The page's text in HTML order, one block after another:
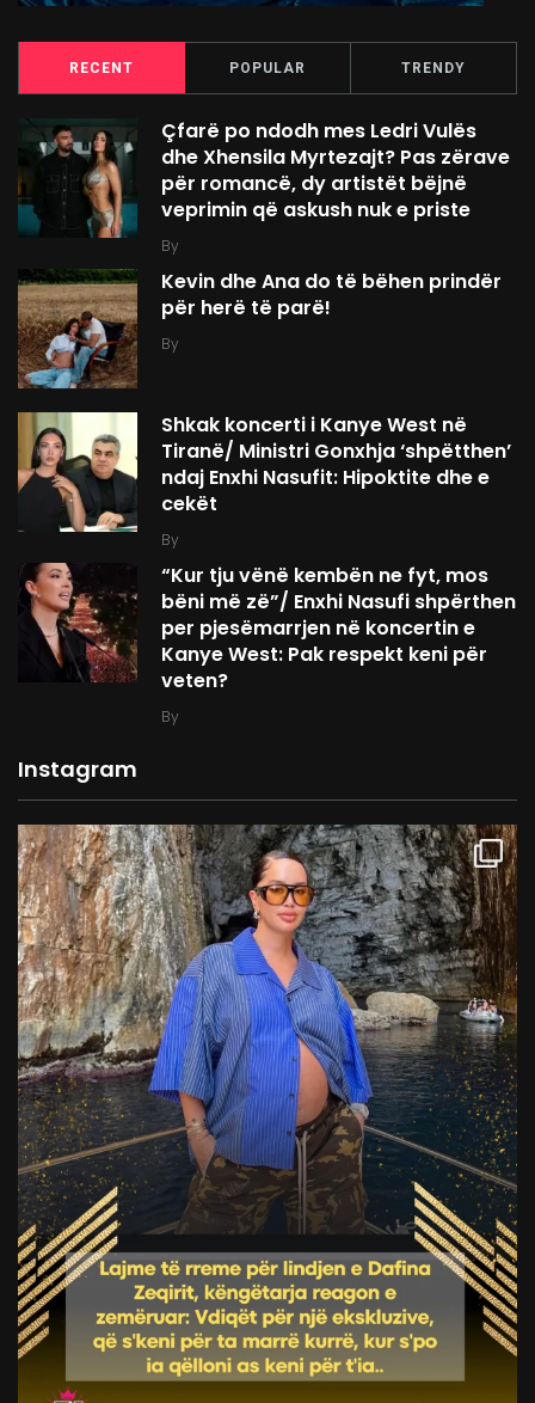
RECENT POPULAR TRENDY
Çfarë po ndodh mes Ledri Vulës
dhe Xhensila Myrtezajt? Pas zërave
për romancë, dy artistët bëjnë
veprimin që askush nuk e priste
By
Kevin dhe Ana do të bëhen prindër
për herë të parë!
By
Shkak koncerti i Kanye West në
Tiranë/ Ministri Gonxhja ‘shpëtthen’
ndaj Enxhi Nasufit: Hipoktite dhe e
cekët
By
“Kur tju vënë kembën ne fyt, mos
bëni më zë”/ Enxhi Nasufi shpërthen
per pjesëmarrjen në koncertin e
Kanye West: Pak respekt keni për
veten?
By
Instagram